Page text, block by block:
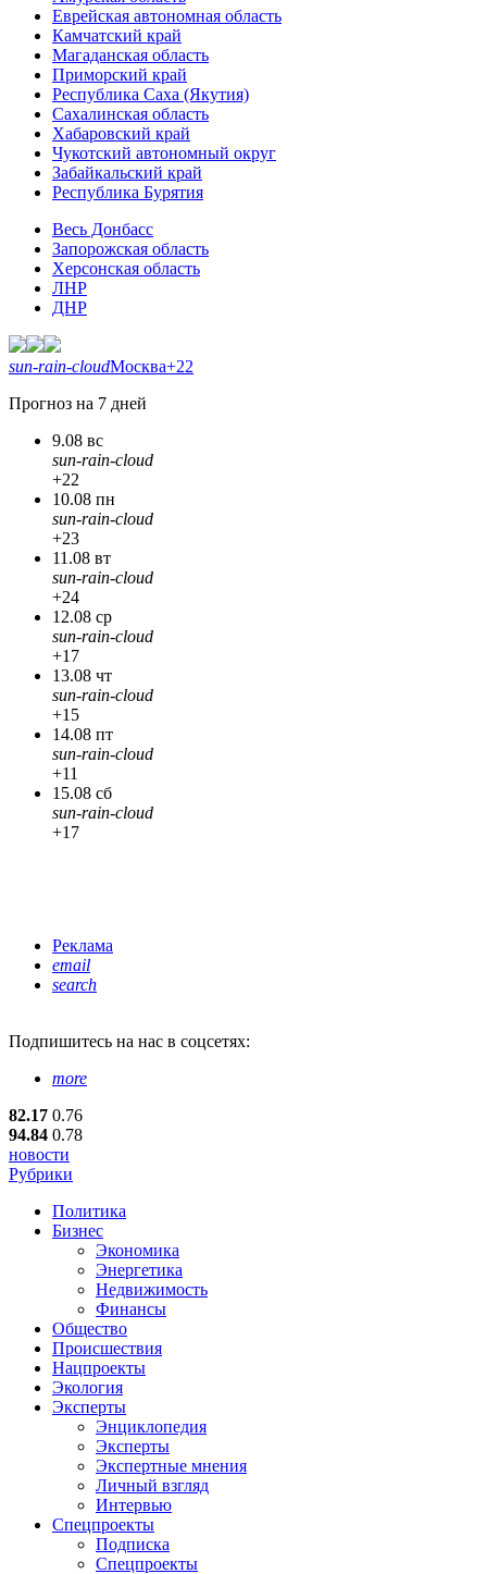
Еврейская автономная область
Камчатский край
Магаданская область
Приморский край
Республика Саха (Якутия)
Сахалинская область
Хабаровский край
Чукотский автономный округ
Забайкальский край
Республика Бурятия
Весь Донбасс
Запорожская область
Херсонская область
ЛНР
ДНР
sun-rain-cloudМосква+22
Прогноз на 7 дней
9.08 вс
sun-rain-cloud
+22
10.08 пн
sun-rain-cloud
+23
11.08 вт
sun-rain-cloud
+24
12.08 ср
sun-rain-cloud
+17
13.08 чт
sun-rain-cloud
+15
14.08 пт
sun-rain-cloud
+11
15.08 сб
sun-rain-cloud
+17
Реклама
email
search
Подпишитесь на нас в соцсетях:
more
82.17 0.76
94.84 0.78
новости
Рубрики
Политика
Бизнес
Экономика
Энергетика
Недвижимость
Финансы
Общество
Происшествия
Нацпроекты
Экология
Эксперты
Энциклопедия
Эксперты
Экспертные мнения
Личный взгляд
Интервью
Спецпроекты
Подписка
Спецпроекты